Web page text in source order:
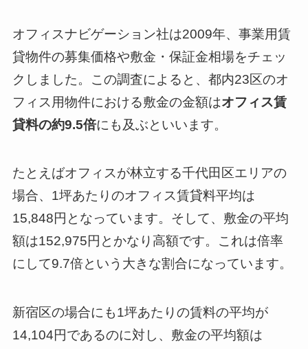
オフィスナビゲーション社は2009年、事業用賃
貸物件の募集価格や敷金・保証金相場をチェッ
クしました。この調査によると、都内23区のオ
フィス用物件における敷金の金額はオフィス賃
貸料の約9.5倍にも及ぶといいます。
たとえばオフィスが林立する千代田区エリアの
場合、1坪あたりのオフィス賃貸料平均は
15,848円となっています。そして、敷金の平均
額は152,975円とかなり高額です。これは倍率
にして9.7倍という大きな割合になっています。
新宿区の場合にも1坪あたりの賃料の平均が
14,104円であるのに対し、敷金の平均額は